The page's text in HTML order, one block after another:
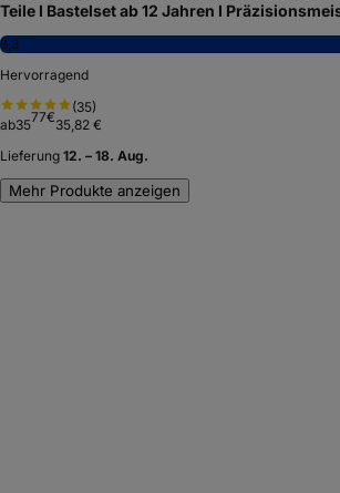
Teile I Bastelset ab 12 Jahren I
8,3
Hervorragend
(35)
ab3577€35,82 €
Lieferung 12. – 18. Aug.
Mehr Produkte anzeigen